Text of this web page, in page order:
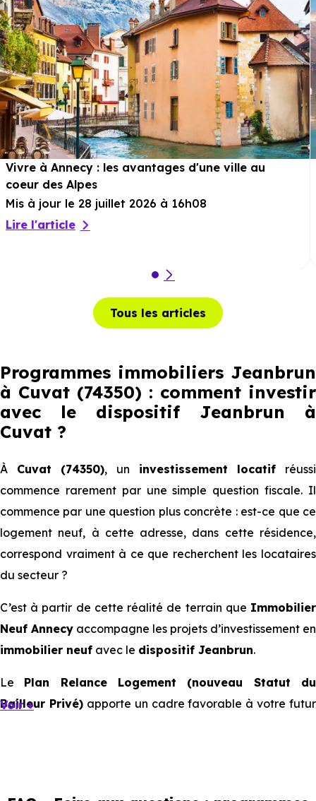
Vivre à Annecy : les avantages d'une ville au
coeur des Alpes
Mis à jour le 28 juillet 2026 à 16h08
Lire l'article
Tous les articles
Programmes immobiliers Jeanbrun
à Cuvat (74350) : comment investir
avec le dispositif Jeanbrun à
Cuvat ?
À Cuvat (74350), un investissement locatif réussi
commence rarement par une simple question fiscale. Il
commence par une question plus concrète : est-ce que ce
logement neuf, à cette adresse, dans cette résidence,
correspond vraiment à ce que recherchent les locataires
du secteur ?
C’est à partir de cette réalité de terrain que Immobilier
Neuf Annecy accompagne les projets d’investissement en
immobilier neuf avec le dispositif Jeanbrun.
Le Plan Relance Logement (nouveau Statut du
Bailleur Privé)apporte un cadre favorable à votre futur
Voir +